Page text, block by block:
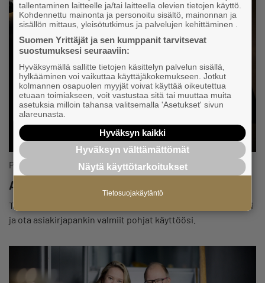
Palvelut ja edut
Asiakirja- ja sopimuspohjia yrittäjille
Tuntuuko sopimusten laatiminen työläältä? Helpota arkeasi
ja ota asiakirjapankin valmiit pohjat käyttöösi.
tallentaminen laitteelle ja/tai laitteella olevien tietojen käyttö.
Kohdennettu mainonta ja personoitu sisältö, mainonnan ja
sisällön mittaus, yleisötutkimus ja palvelujen kehittäminen .
Suomen Yrittäjät ja sen kumppanit tarvitsevat
suostumuksesi seuraaviin:
Hyväksymällä sallitte tietojen käsittelyn palvelun sisällä,
hylkääminen voi vaikuttaa käyttäjäkokemukseen. Jotkut
kolmannen osapuolen myyjät voivat käyttää oikeutettua
etuaan toimiakseen, voit vastustaa sitä tai muuttaa muita
asetuksia milloin tahansa valitsemalla 'Asetukset' sivun
alareunasta.
Hyväksyn kaikki
Hyväksyn välttämättömät
Näytä käyttötarkoitukset
Tietosuojakäytäntö